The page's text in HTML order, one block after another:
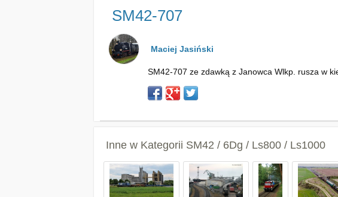
SM42-707
Maciej Jasiński
SM42-707 ze zdawką z Janowca Wlkp. rusza w
Inne w Kategorii SM42 / 6Dg / Ls800 / Ls1000